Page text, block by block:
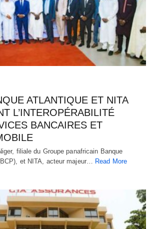
ATLANTIQUE ET NITA
L’INTEROPÉRABILITÉ
BANCAIRES ET
filiale du Groupe panafricain Banque
et NITA, acteur majeur…
Read More